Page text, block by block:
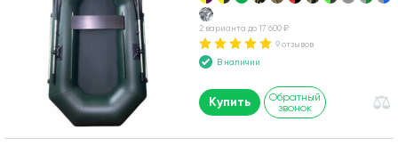
2 варианта до 17 600 ₽
9 отзывов
В наличии
Купить
Обратный
звонок